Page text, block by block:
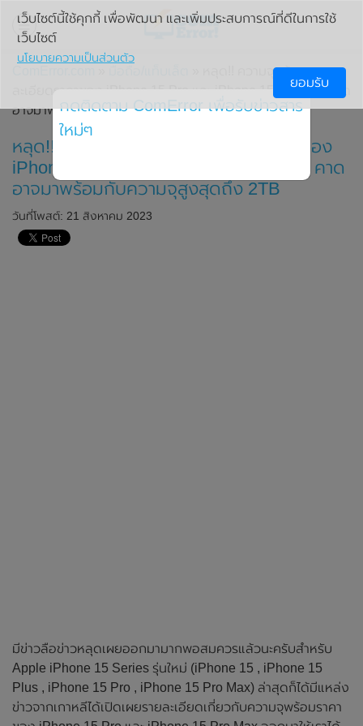
» หลุด!! ความจุพร้อมเผยราย
ละเอียดราคาของ iPhone 15 Pro และ iPhone 15 Pro Max คาด
อาจมาพร้อมกับความจุสูงสุดถึง 2TB
หลุด!! ความจุพร้อมเผยรายละเอียดราคาของ
iPhone 15 Pro และ iPhone 15 Pro Max คาด
อาจมาพร้อมกับความจุสูงสุดถึง 2TB
วันที่โพสต์: 21 สิงหาคม 2023
มีข่าวลือข่าวหลุดเผยออกมามากพอสมควรแล้วนะครับสำหรับ
Apple iPhone 15 Series รุ่นใหม่ (iPhone 15 , iPhone 15
Plus , iPhone 15 Pro , iPhone 15 Pro Max) ล่าสุดก็ได้มีแหล่ง
ข่าวจากเกาหลีได้เปิดเผยรายละเอียดเกี่ยวกับความจุพร้อมราคา
เว็บไซต์นี้ใช้คุกกี้ เพื่อพัฒนา และเพิ่มประสบการณ์ที่ดีในการใช้
เว็บไซต์
นโยบายความเป็นส่วนตัว
ยอมรับ
กดติดตาม ComError เพื่อรับข่าวสาร
ใหม่ๆ